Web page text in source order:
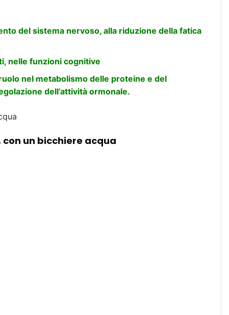
del sistema nervoso, alla riduzione della fatica
nelle funzioni cognitive
nel metabolismo delle proteine ​​e del
dell’attività ormonale.
con un bicchiere acqua